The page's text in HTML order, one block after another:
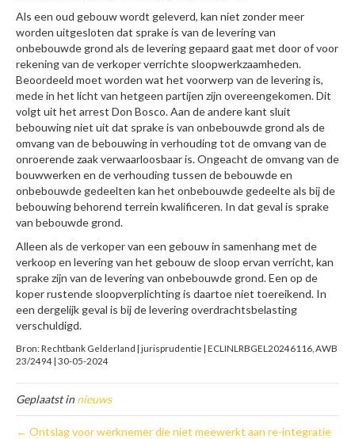
Als een oud gebouw wordt geleverd, kan niet zonder meer
worden uitgesloten dat sprake is van de levering van
onbebouwde grond als de levering gepaard gaat met door of voor
rekening van de verkoper verrichte sloopwerkzaamheden.
Beoordeeld moet worden wat het voorwerp van de levering is,
mede in het licht van hetgeen partijen zijn overeengekomen. Dit
volgt uit het arrest Don Bosco. Aan de andere kant sluit
bebouwing niet uit dat sprake is van onbebouwde grond als de
omvang van de bebouwing in verhouding tot de omvang van de
onroerende zaak verwaarloosbaar is. Ongeacht de omvang van de
bouwwerken en de verhouding tussen de bebouwde en
onbebouwde gedeelten kan het onbebouwde gedeelte als bij de
bebouwing behorend terrein kwalificeren. In dat geval is sprake
van bebouwde grond.
Alleen als de verkoper van een gebouw in samenhang met de
verkoop en levering van het gebouw de sloop ervan verricht, kan
sprake zijn van de levering van onbebouwde grond. Een op de
koper rustende sloopverplichting is daartoe niet toereikend. In
een dergelijk geval is bij de levering overdrachtsbelasting
verschuldigd.
Bron: Rechtbank Gelderland | jurisprudentie | ECLINLRBGEL20246116, AWB
23/2494 | 30-05-2024
Geplaatst innieuws
← Ontslag voor werknemer die niet meewerkt aan re-integratie